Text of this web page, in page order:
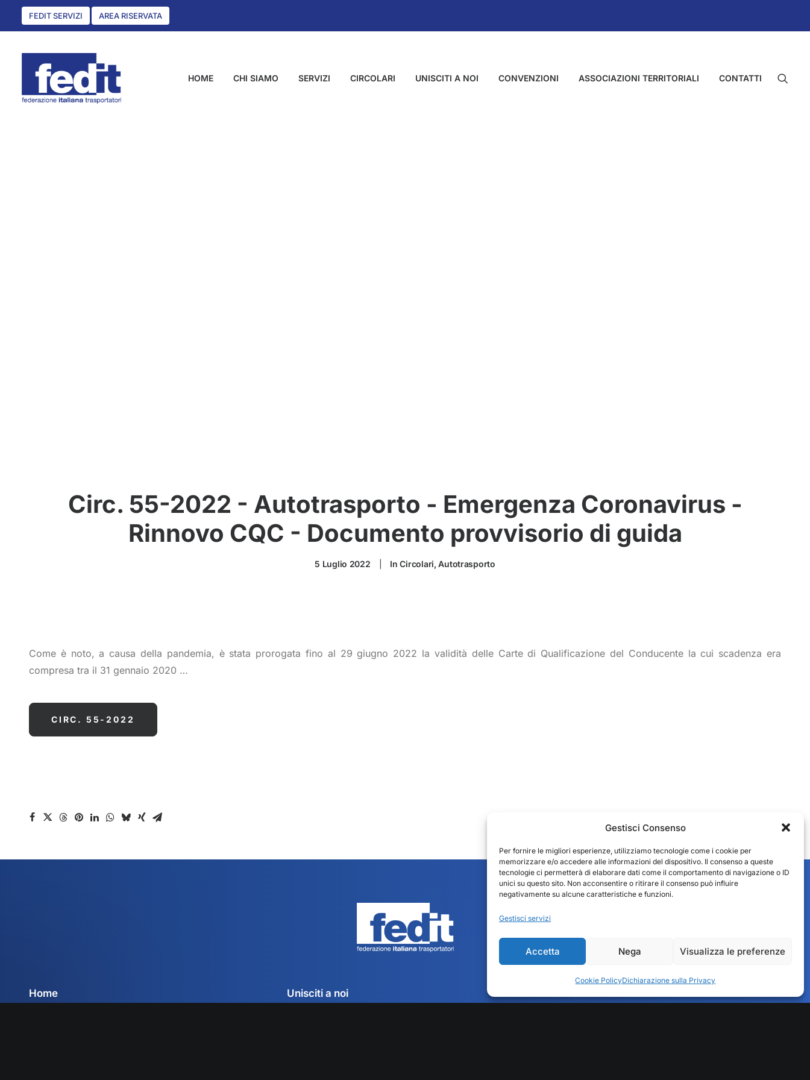
Gestisci Consenso
Per fornire le migliori esperienze, utilizziamo tecnologie come i cookie per
memorizzare e/o accedere alle informazioni del dispositivo. Il consenso a queste
tecnologie ci permetterà di elaborare dati come il comportamento di navigazione o ID
unici su questo sito. Non acconsentire o ritirare il consenso può influire
negativamente su alcune caratteristiche e funzioni.
Gestisci servizi
Accetta Nega Visualizza le preferenze
Cookie PolicyDichiarazione sulla Privacy
FEDIT SERVIZI AREA RISERVATA
HOME CHI SIAMO SERVIZI CIRCOLARI UNISCITI A NOI CONVENZIONI ASSOCIAZIONI TERRITORIALI CONTATTI
Circ. 55-2022 - Autotrasporto - Emergenza Coronavirus -
Rinnovo CQC - Documento provvisorio di guida
5 Luglio 2022 InCircolari,Autotrasporto
Come è noto, a causa della pandemia, è stata prorogata fino al 29 giugno 2022 la validità delle Carte di Qualificazione del Conducente la cui scadenza era
compresa tra il 31 gennaio 2020 …
CIRC. 55-2022
Home
Unisciti a noi